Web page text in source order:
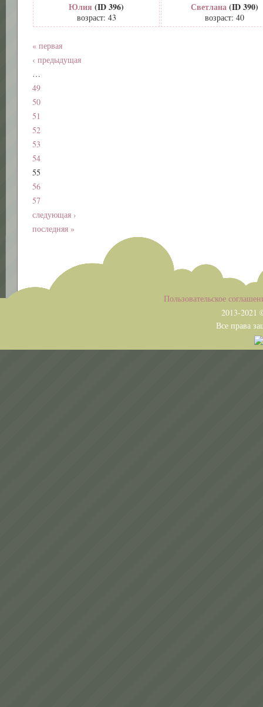
Юлия (ID 396)
возраст: 43
Светлана (ID 390)
возраст: 40
« первая
‹ предыдущая
…
49
50
51
52
53
54
55
56
57
следующая ›
последняя »
Пользовательское
2013-2021
Все права защищены.